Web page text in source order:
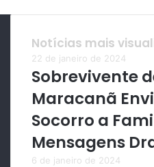
Notícias mais
22 de janeiro de 2024
Sobrevivente
Maracanã
Socorro a
Mensagens
6 de janeiro de 2024